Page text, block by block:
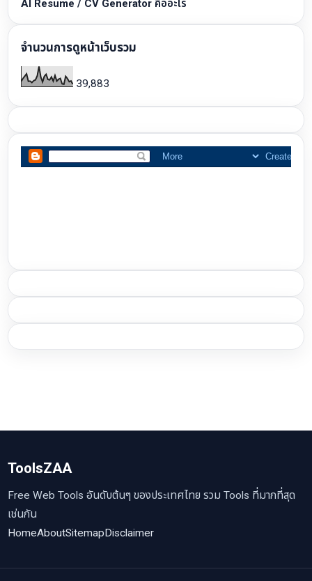
AI Resume / CV Generator คืออะไร
จำนวนการดูหน้าเว็บรวม
39,883
ToolsZAA
Free Web Tools อันดับต้นๆ ของประเทศไทย รวม Tools ที่มากที่สุด
เช่นกัน
HomeAboutSitemapDisclaimer